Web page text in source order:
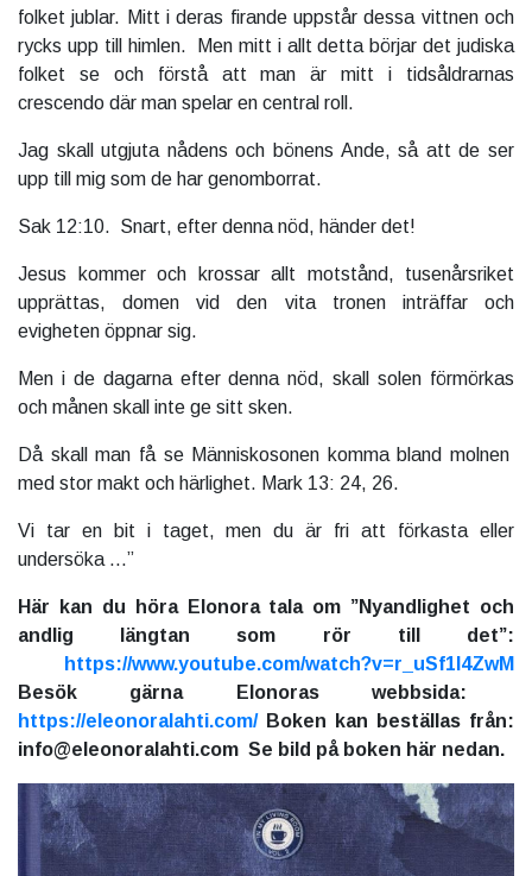
folket jublar. Mitt i deras firande uppstår dessa vittnen och
rycks upp till himlen. Men mitt i allt detta börjar det judiska
folket se och förstå att man är mitt i tidsåldrarnas
crescendo där man spelar en central roll.
Jag skall utgjuta nådens och bönens Ande, så att de ser
upp till mig som de har genomborrat.
Sak 12:10. Snart, efter denna nöd, händer det!
Jesus kommer och krossar allt motstånd, tusenårsriket
upprättas, domen vid den vita tronen inträffar och
evigheten öppnar sig.
Men i de dagarna efter denna nöd, skall solen förmörkas
och månen skall inte ge sitt sken.
Då skall man få se Människosonen komma bland molnen
med stor makt och härlighet. Mark 13: 24, 26.
Vi tar en bit i taget, men du är fri att förkasta eller
undersöka ...”
Här kan du höra Elonora tala om ”Nyandlighet och
andlig längtan som rör till det”:
https://www.youtube.com/watch?v=r_uSf1l4ZwM
Besök gärna Elonoras webbsida:
https://eleonoralahti.com/Boken kan beställas från:
info@eleonoralahti.com Se bild på boken här nedan.